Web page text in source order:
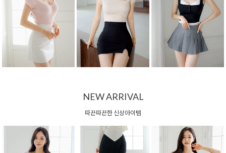
NEW ARRIVAL
따끈따끈한 신상아이템